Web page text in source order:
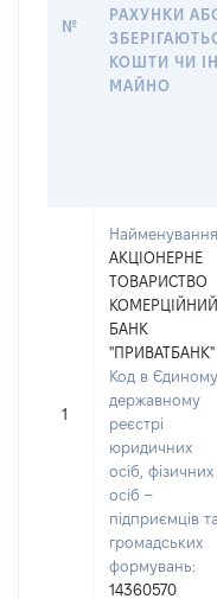
№
РАХУНКИ
КОШТИ ЧИ
МАЙНО
1
АКЦІОНЕРНЕ
ТОВАРИСТВО
КОМЕРЦІЙНИЙ
БАНК
"ПРИВАТБАНК"
Код в Єдиному
державному
реєстрі
юридичних
осіб, фізичних
осіб –
підприємців та
громадських
формувань:
14360570